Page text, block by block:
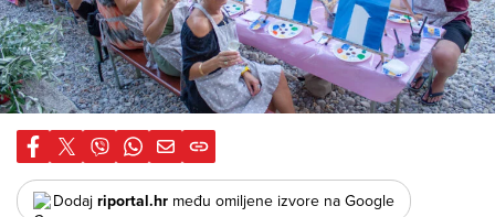
Dodaj riportal.hr među omiljene izvore na Google